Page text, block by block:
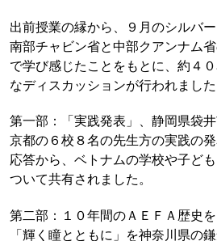
出前授業の縁から、９月のシルバ
南部チャビン省と中部クアンナム
で学び感じたことをもとに、約４
なディスカッションが行われました
第一部：「実践発表」、静岡県袋
京都の６校８名の先生方の実践の
応答から、ベトナムの学校や子ど
ついて共有されました。
第二部：１０年間のＡＥＦＡ歴史
「輝く瞳とともに」を神奈川県の